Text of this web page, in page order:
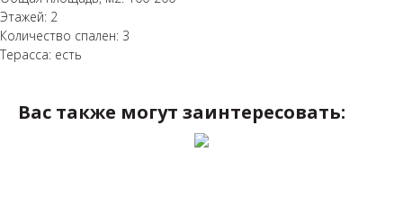
Этажей: 2
Количество спален: 3
Терасса: есть
Вас также могут заинтересовать: